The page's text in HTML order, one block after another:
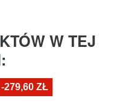
W TEJ
-279,60 ZŁ